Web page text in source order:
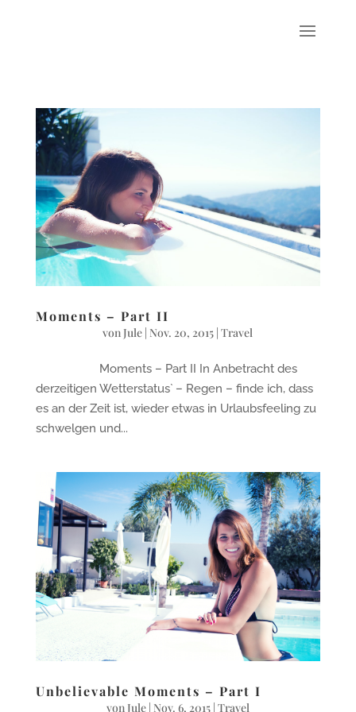
Moments – Part II
vonJule | Nov. 20, 2015 |Travel
Moments – Part II In Anbetracht des
derzeitigen Wetterstatus` – Regen – finde ich, dass
es an der Zeit ist, wieder etwas in Urlaubsfeeling zu
schwelgen und...
Unbelievable Moments – Part I
vonJule| Nov. 6, 2015| Travel